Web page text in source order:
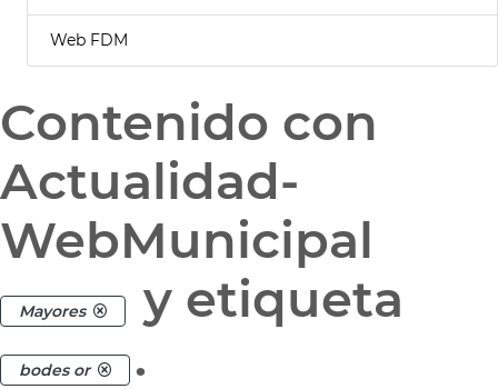
Web FDM
Contenido con
Actualidad-
WebMunicipal
Mayores y etiqueta
bodes or .